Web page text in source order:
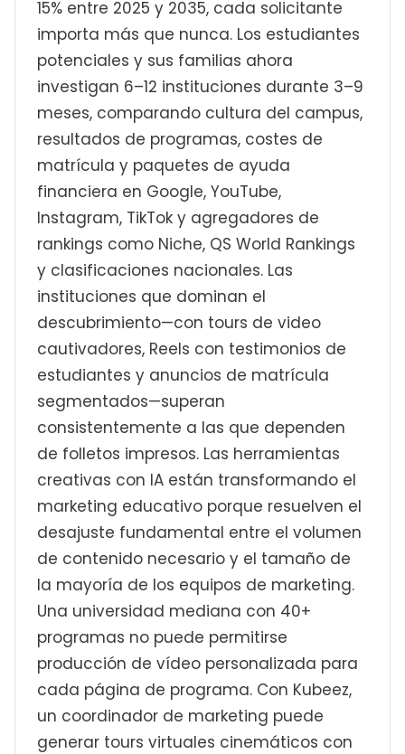
15% entre 2025 y 2035, cada solicitante
importa más que nunca. Los estudiantes
potenciales y sus familias ahora
investigan 6–12 instituciones durante 3–9
meses, comparando cultura del campus,
resultados de programas, costes de
matrícula y paquetes de ayuda
financiera en Google, YouTube,
Instagram, TikTok y agregadores de
rankings como Niche, QS World Rankings
y clasificaciones nacionales. Las
instituciones que dominan el
descubrimiento—con tours de video
cautivadores, Reels con testimonios de
estudiantes y anuncios de matrícula
segmentados—superan
consistentemente a las que dependen
de folletos impresos. Las herramientas
creativas con IA están transformando el
marketing educativo porque resuelven el
desajuste fundamental entre el volumen
de contenido necesario y el tamaño de
la mayoría de los equipos de marketing.
Una universidad mediana con 40+
programas no puede permitirse
producción de vídeo personalizada para
cada página de programa. Con Kubeez,
un coordinador de marketing puede
generar tours virtuales cinemáticos con